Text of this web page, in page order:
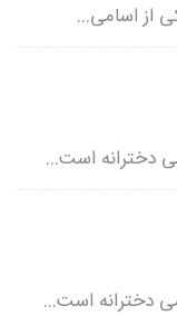
از اسامی…
دخترانه است…
دخترانه است…